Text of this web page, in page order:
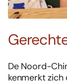
De Noord-
kenmerkt zich